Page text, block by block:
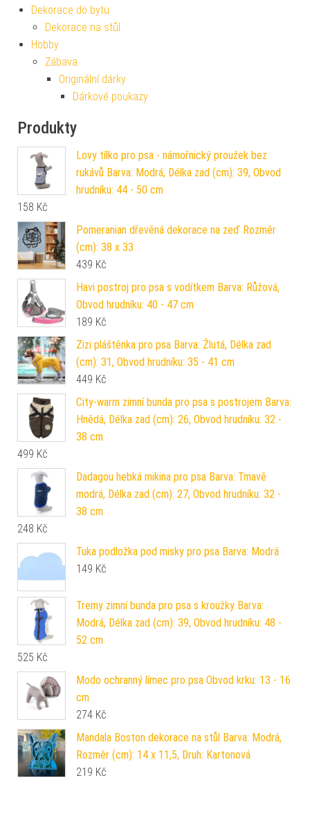
Dekorace do bytu
Dekorace na stůl
Hobby
Zábava
Originální dárky
Dárkové poukazy
Produkty
Lovy tílko pro psa - námořnický proužek bez
rukávů Barva: Modrá, Délka zad (cm): 39, Obvod
hrudníku: 44 - 50 cm
158 Kč
Pomeranian dřevěná dekorace na zeď Rozměr
(cm): 38 x 33
439 Kč
Havi postroj pro psa s vodítkem Barva: Růžová,
Obvod hrudníku: 40 - 47 cm
189 Kč
Zizi pláštěnka pro psa Barva: Žlutá, Délka zad
(cm): 31, Obvod hrudníku: 35 - 41 cm
449 Kč
City-warm zimní bunda pro psa s postrojem Barva:
Hnědá, Délka zad (cm): 26, Obvod hrudníku: 32 -
38 cm
499 Kč
Dadagou hebká mikina pro psa Barva: Tmavě
modrá, Délka zad (cm): 27, Obvod hrudníku: 32 -
38 cm
248 Kč
Tuka podložka pod misky pro psa Barva: Modrá
149 Kč
Tremy zimní bunda pro psa s kroužky Barva:
Modrá, Délka zad (cm): 39, Obvod hrudníku: 48 -
52 cm
525 Kč
Modo ochranný límec pro psa Obvod krku: 13 - 16
cm
274 Kč
Mandala Boston dekorace na stůl Barva: Modrá,
Rozměr (cm): 14 x 11,5, Druh: Kartonová
219 Kč